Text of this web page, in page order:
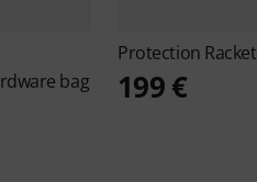
bag
Protection Racket
199 €